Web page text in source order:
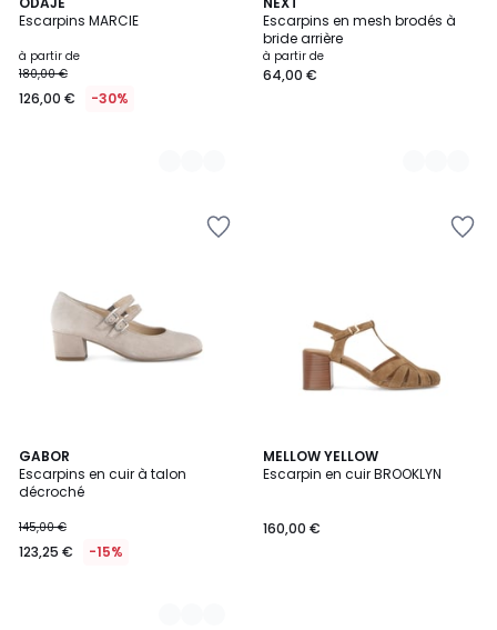
Escarpins MARCIE
à partir de
180,00 €
126,00 € -30%
3
Couleurs
Escarpins en mesh brodés à
bride arrière
à partir de
64,00 €
2
Couleurs
GABOR
Escarpins en cuir à talon
décroché
145,00 €
123,25 € -15%
2
Couleurs
MELLOW YELLOW
Escarpin en cuir BROOKLYN
160,00 €